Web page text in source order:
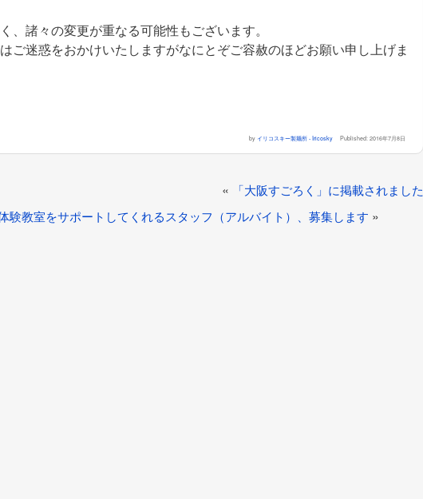
、諸々の変更が重なる可能性もございます。
ご迷惑をおかけいたしますがなにとぞご容赦のほどお願い申し上げま
by イリコスキー製麺所 - IricoskyPublished: 2016年7月8日
«
「大阪すごろく」に掲載されました
験教室をサポートしてくれるスタッフ（アルバイト）、募集します »